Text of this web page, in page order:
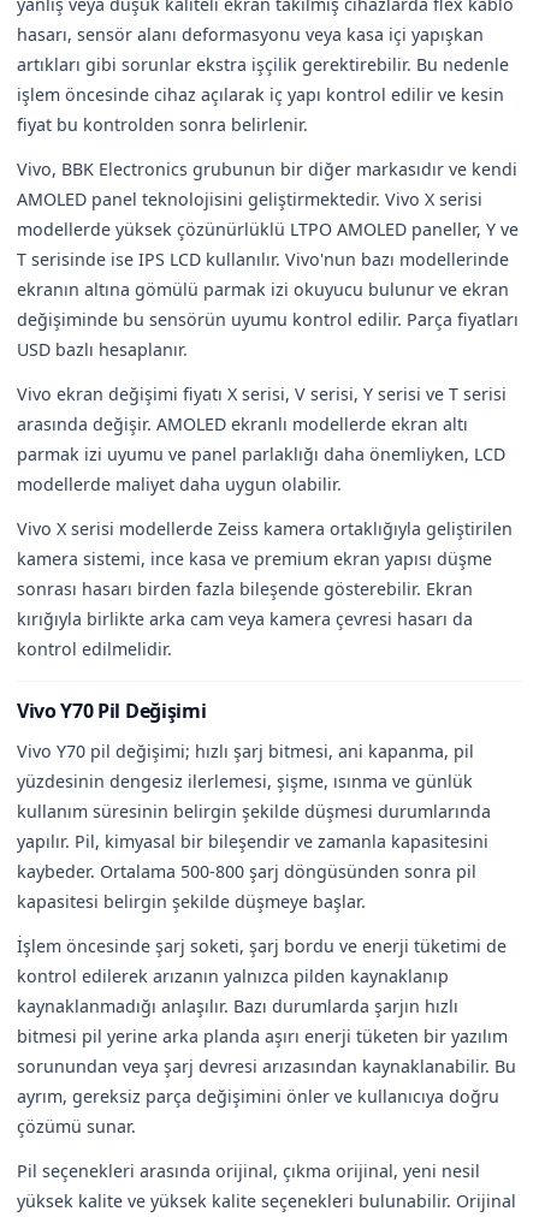
hasarı, sensör alanı deformasyonu veya kasa içi yapışkan
artıkları gibi sorunlar ekstra işçilik gerektirebilir. Bu nedenle
işlem öncesinde cihaz açılarak iç yapı kontrol edilir ve kesin
fiyat bu kontrolden sonra belirlenir.
Vivo, BBK Electronics grubunun bir diğer markasıdır ve kendi
AMOLED panel teknolojisini geliştirmektedir. Vivo X serisi
modellerde yüksek çözünürlüklü LTPO AMOLED paneller, Y ve
T serisinde ise IPS LCD kullanılır. Vivo'nun bazı modellerinde
ekranın altına gömülü parmak izi okuyucu bulunur ve ekran
değişiminde bu sensörün uyumu kontrol edilir. Parça fiyatları
USD bazlı hesaplanır.
Vivo ekran değişimi fiyatı X serisi, V serisi, Y serisi ve T serisi
arasında değişir. AMOLED ekranlı modellerde ekran altı
parmak izi uyumu ve panel parlaklığı daha önemliyken, LCD
modellerde maliyet daha uygun olabilir.
Vivo X serisi modellerde Zeiss kamera ortaklığıyla geliştirilen
kamera sistemi, ince kasa ve premium ekran yapısı düşme
sonrası hasarı birden fazla bileşende gösterebilir. Ekran
kırığıyla birlikte arka cam veya kamera çevresi hasarı da
kontrol edilmelidir.
Vivo Y70 Pil Değişimi
Vivo Y70 pil değişimi; hızlı şarj bitmesi, ani kapanma, pil
yüzdesinin dengesiz ilerlemesi, şişme, ısınma ve günlük
kullanım süresinin belirgin şekilde düşmesi durumlarında
yapılır. Pil, kimyasal bir bileşendir ve zamanla kapasitesini
kaybeder. Ortalama 500-800 şarj döngüsünden sonra pil
kapasitesi belirgin şekilde düşmeye başlar.
İşlem öncesinde şarj soketi, şarj bordu ve enerji tüketimi de
kontrol edilerek arızanın yalnızca pilden kaynaklanıp
kaynaklanmadığı anlaşılır. Bazı durumlarda şarjın hızlı
bitmesi pil yerine arka planda aşırı enerji tüketen bir yazılım
sorunundan veya şarj devresi arızasından kaynaklanabilir. Bu
ayrım, gereksiz parça değişimini önler ve kullanıcıya doğru
çözümü sunar.
Pil seçenekleri arasında orijinal, çıkma orijinal, yeni nesil
yüksek kalite ve yüksek kalite seçenekleri bulunabilir. Orijinal